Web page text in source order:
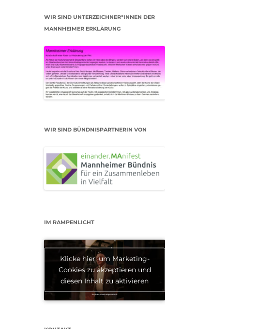
WIR SIND UNTERZEICHNER*INNEN DER
MANNHEIMER ERKLÄRUNG
WIR SIND BÜNDNISPARTNERIN VON
IM RAMPENLICHT
Klicke hier, um Marketing-
Cookies zu akzeptieren und
diesen Inhalt zu aktivieren